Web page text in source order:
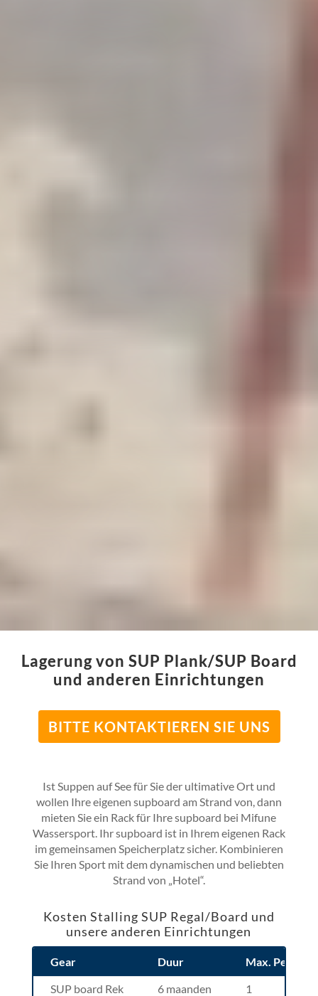
Lagerung von SUP Plank/SUP Board
und anderen Einrichtungen
BITTE KONTAKTIEREN SIE UNS
Ist Suppen auf See für Sie der ultimative Ort und
wollen Ihre eigenen supboard am Strand von, dann
mieten Sie ein Rack für Ihre supboard bei Mifune
Wassersport. Ihr supboard ist in Ihrem eigenen Rack
im gemeinsamen Speicherplatz sicher. Kombinieren
Sie Ihren Sport mit dem dynamischen und beliebten
Strand von „Hotel“.
Kosten Stalling SUP Regal/Board und
unsere anderen Einrichtungen
Gear Duur
Max. Pers.
SUP board Rek
6 maanden 1